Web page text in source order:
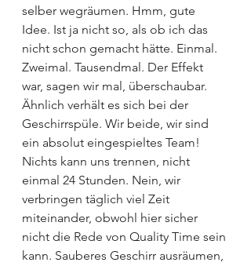
selber wegräumen. Hmm, gute
Idee. Ist ja nicht so, als ob ich das
nicht schon gemacht hätte. Einmal.
Zweimal. Tausendmal. Der Effekt
war, sagen wir mal, überschaubar.
Ähnlich verhält es sich bei der
Geschirrspüle. Wir beide, wir sind
ein absolut eingespieltes Team!
Nichts kann uns trennen, nicht
einmal 24 Stunden. Nein, wir
verbringen täglich viel Zeit
miteinander, obwohl hier sicher
nicht die Rede von Quality Time sein
kann. Sauberes Geschirr ausräumen,